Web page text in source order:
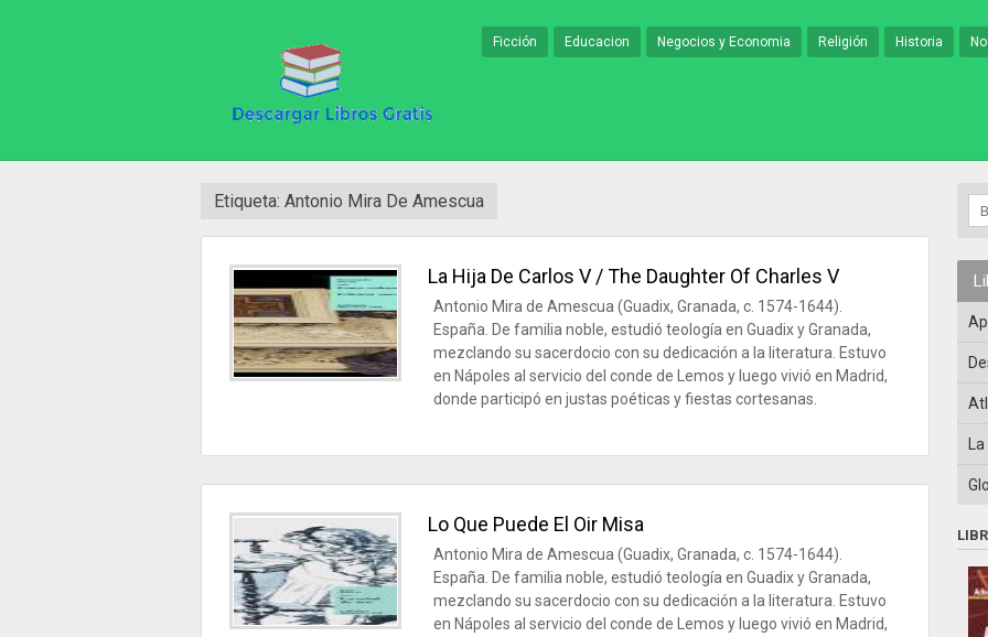
Ficción Educacion Negocios y Economia Religión Historia
Etiqueta: Antonio Mira De Amescua
La Hija De Carlos V / The Daughter Of Charles V
Antonio Mira de Amescua (Guadix, Granada, c. 1574-1644).
España. De familia noble, estudió teología en Guadix y Granada,
mezclando su sacerdocio con su dedicación a la literatura. Estuvo
en Nápoles al servicio del conde de Lemos y luego vivió en Madrid,
donde participó en justas poéticas y fiestas cortesanas.
Lo Que Puede El Oir Misa
Antonio Mira de Amescua (Guadix, Granada, c. 1574-1644).
España. De familia noble, estudió teología en Guadix y Granada,
mezclando su sacerdocio con su dedicación a la literatura. Estuvo
en Nápoles al servicio del conde de Lemos y luego vivió en Madrid,